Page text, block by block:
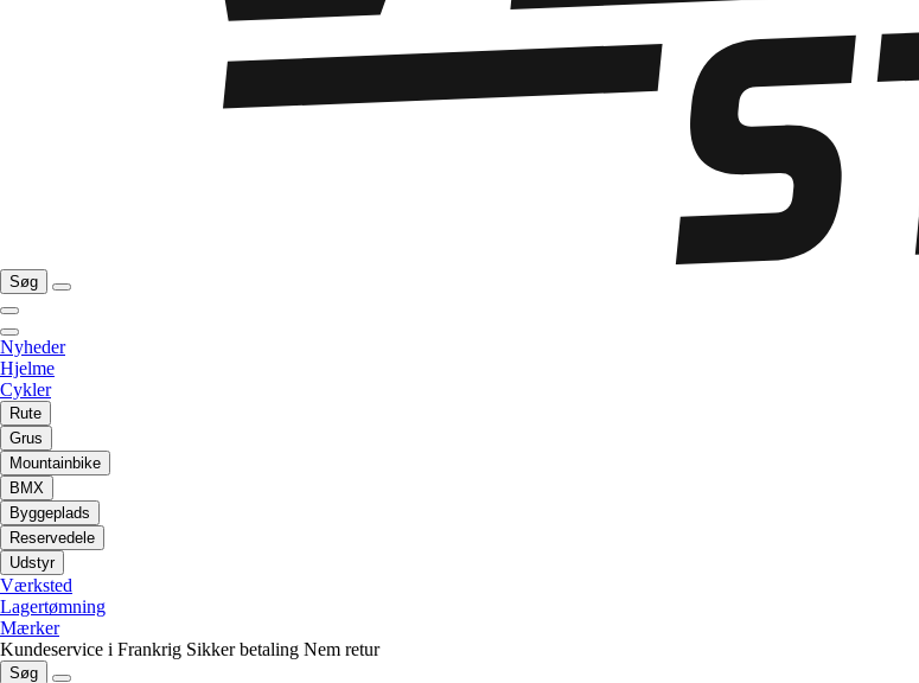
Søg
Nyheder
Hjelme
Cykler
Rute
Grus
Mountainbike
BMX
Byggeplads
Reservedele
Udstyr
Værksted
Lagertømning
Mærker
Kundeservice i Frankrig Sikker betaling Nem retur
Søg